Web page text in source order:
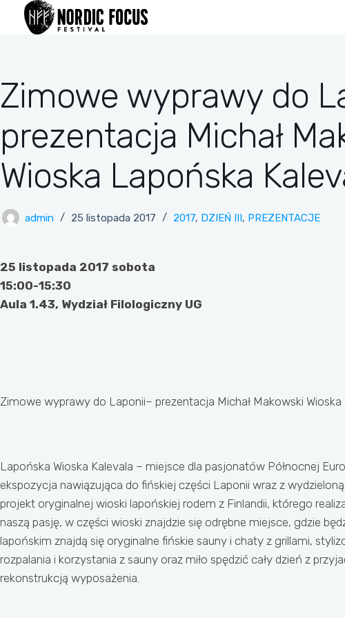
Przejdź
treści
Zimowe wyprawy do
prezentacja Michał
Wioska Lapońska
admin 25 listopada 2017 2017, DZIEŃ III, PREZENTACJE
25 listopada 2017 sobota
15:00-15:30
Aula 1.43, Wydział Filologiczny UG
Zimowe wyprawy do Laponii– prezentacja Michał Makowski
Lapońska Wioska Kalevala – miejsce dla pasjonatów Północnej
ekspozycja nawiązująca do fińskiej części Laponii wraz z
projekt oryginalnej wioski lapońskiej rodem z Finlandii, którego
naszą pasję, w części wioski znajdzie się odrębne miejsce, gdzie
lapońskim znajdą się oryginalne fińskie sauny i chaty z grillami,
rozpalania i korzystania z sauny oraz miło spędzić cały dzień z
rekonstrukcją wyposażenia.